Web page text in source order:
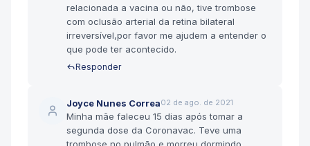
relacionada a vacina ou não, tive trombose
com oclusão arterial da retina bilateral
irreversível,por favor me ajudem a entender o
que pode ter acontecido.
Responder
Joyce Nunes Correa02 de ago. de 2021
Minha mãe faleceu 15 dias após tomar a
segunda dose da Coronavac. Teve uma